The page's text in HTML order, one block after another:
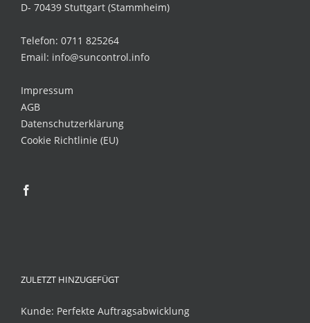
D- 70439 Stuttgart (Stammheim)
Telefon: 0711 825264
Email: info@suncontrol.info
Impressum
AGB
Datenschutzerklärung
Cookie Richtlinie (EU)
ZULETZT HINZUGEFÜGT
Kunde: Perfekte Auftragsabwicklung